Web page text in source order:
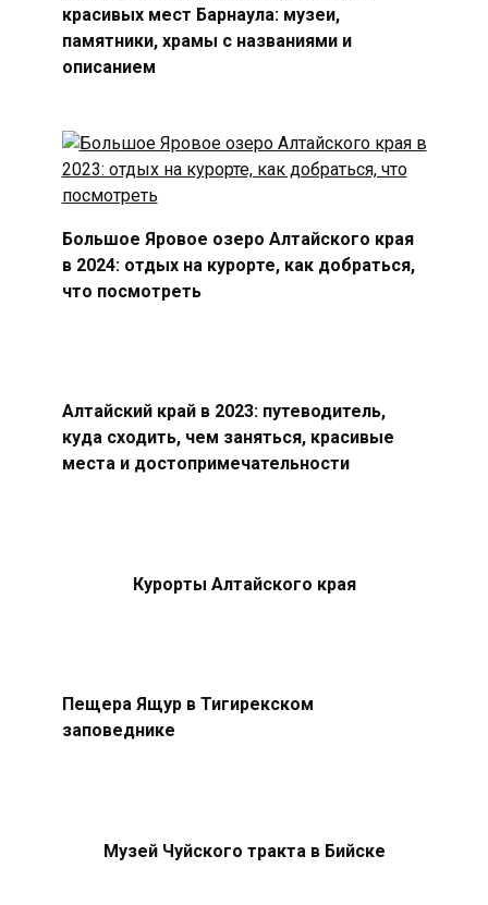
красивых мест Барнаула: музеи,
памятники, храмы с названиями и
описанием
Большое Яровое озеро Алтайского края
в 2024: отдых на курорте, как добраться,
что посмотреть
Алтайский край в 2023: путеводитель,
куда сходить, чем заняться, красивые
места и достопримечательности
Курорты Алтайского края
Пещера Ящур в Тигирекском
заповеднике
Музей Чуйского тракта в Бийске